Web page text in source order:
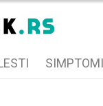
SIMPTOMI